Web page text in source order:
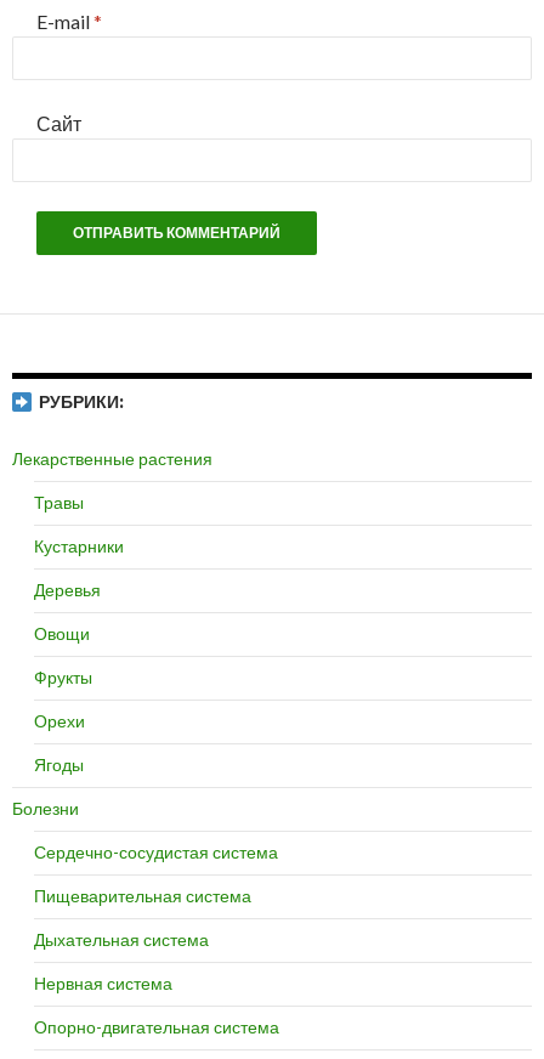
E-mail*
Сайт
РУБРИКИ:
Лекарственные растения
Травы
Кустарники
Деревья
Овощи
Фрукты
Орехи
Ягоды
Болезни
Сердечно-сосудистая система
Пищеварительная система
Дыхательная система
Нервная система
Опорно-двигательная система